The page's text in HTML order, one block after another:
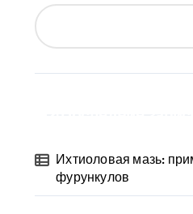
Ихтиоловая мазь:
фурункулов